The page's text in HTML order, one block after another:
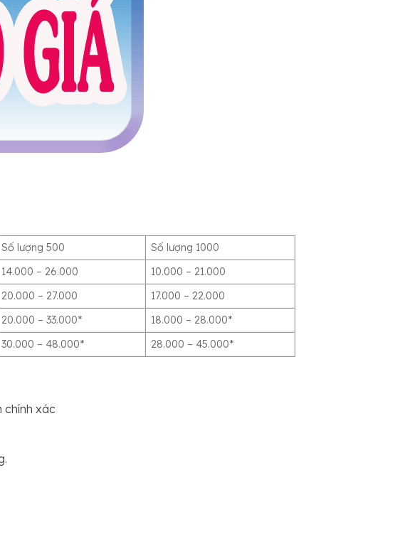
Số lượng 500
Số lượng 1000
14.000 – 26.000
10.000 – 21.000
20.000 – 27.000
17.000 – 22.000
20.000 – 33.000*
18.000 – 28.000*
30.000 – 48.000* 28.000 – 45.000*
chính xác